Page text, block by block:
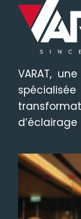
VARAT,
d’éclairage